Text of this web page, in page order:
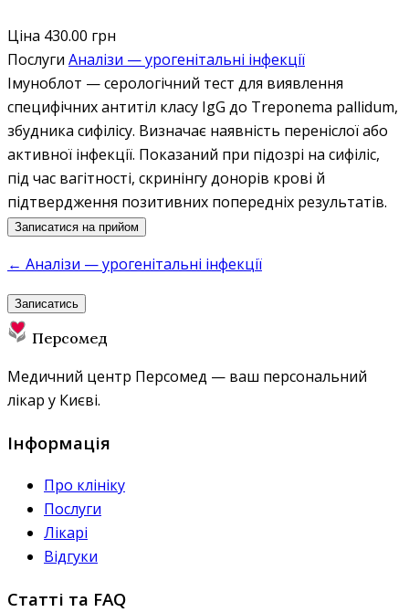
Ціна 430.00 грн
Послуги Аналізи — урогенітальні інфекції
Імуноблот — серологічний тест для виявлення
специфічних антитіл класу IgG до Treponema pallidum,
збудника сифілісу. Визначає наявність переніслої або
активної інфекції. Показаний при підозрі на сифіліс,
під час вагітності, скринінгу донорів крові й
підтвердження позитивних попередніх результатів.
Записатися на прийом
← Аналізи — урогенітальні інфекції
Записатись
Персомед
Медичний центр Персомед — ваш персональний
лікар у Києві.
Інформація
Про клініку
Послуги
Лікарі
Відгуки
Статті та FAQ